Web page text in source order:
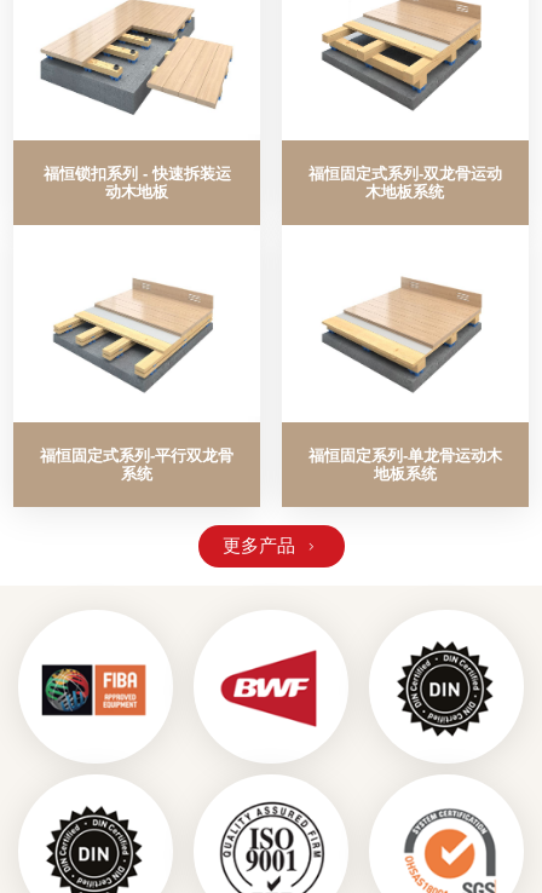
福恒锁扣系列 - 快速拆装运
动木地板
福恒固定式系列-双龙骨运动
木地板系统
福恒固定式系列-平行双龙骨
系统
福恒固定系列-单龙骨运动木
地板系统
更多产品 